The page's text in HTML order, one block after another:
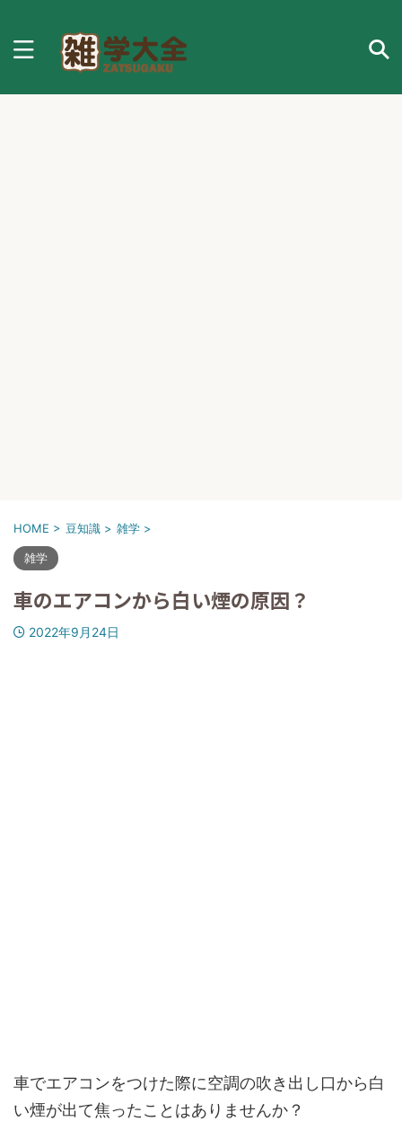
HOME > 豆知識 > 雑学 >
雑学
車のエアコンから白い煙の原因？
2022年9月24日
車でエアコンをつけた際に空調の吹き出し口から白
い煙が出て焦ったことはありませんか？